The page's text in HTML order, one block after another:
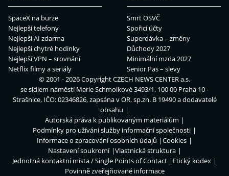
SpaceX na burze
Nejlepší telefony
Nejlepší AI zdarma
Nejlepší chytré hodinky
Nejlepší VPN – srovnání
Netflix filmy a seriály
Smrt OSVČ
Spořicí účty
Superdávka – změny
Důchody 2027
Minimální mzda 2027
Senior Pas – slevy
© 2001 - 2026 CopyrightCZECH NEWS CENTER a.s.
se sídlem náměstí Marie Schmolkové 3493/1, 100 00 Praha 10 -
Strašnice, IČO: 02346826, zapsána v OR, sp.zn. B 19490 a dodavatelé
obsahu
Autorská práva k publikovaným materiálům
Podmínky pro užívání služby informační společnosti
Informace o zpracování osobních údajů
Cookies
Nastavení soukromí
Vlastnická struktura
Jednotná kontaktní místa / Single Points of Contact
Etický kodex
Povinně zveřejňované informace